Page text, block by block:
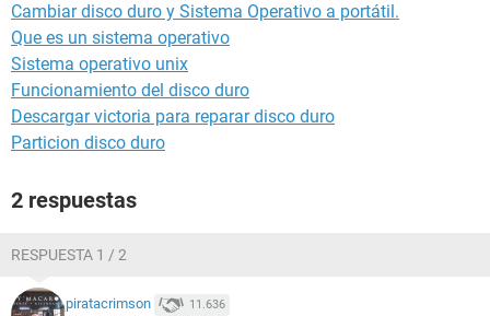
Cambiar disco duro y Sistema Operativo a portátil.
Que es un sistema operativo
Sistema operativo unix
Funcionamiento del disco duro
Descargar victoria para reparar disco duro
Particion disco duro
2 respuestas
RESPUESTA 1 / 2
piratacrimson 11.636